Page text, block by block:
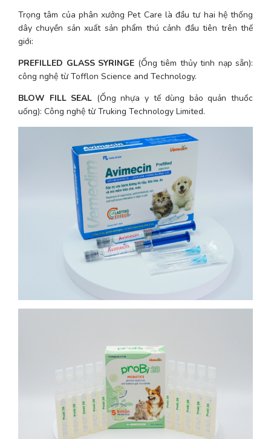
Trọng tâm của phân xưởng Pet Care là đầu tư hai hệ thống
dây chuyền sản xuất sản phẩm thú cảnh đầu tiên trên thế
giới:
PREFILLED GLASS SYRINGE (Ống tiêm thủy tinh nạp sẵn):
công nghệ từ Tofflon Science and Technology.
BLOW FILL SEAL (Ống nhựa y tế dùng bảo quản thuốc
uống): Công nghệ từ Truking Technology Limited.